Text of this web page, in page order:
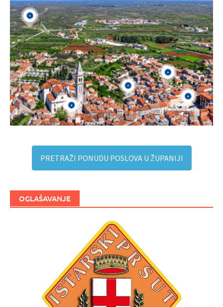
PRETRAŽI PONUDU POSLOVA U ŽUPANIJI
OGLAŠAVANJE